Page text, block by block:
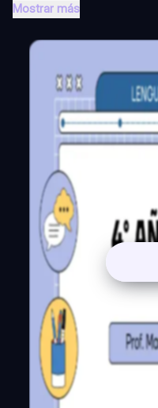
Mostrar más